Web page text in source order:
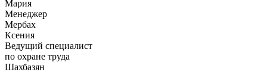
Мария
Менеджер
Мербах
Ксения
Ведущий специалист
по охране труда
Шахбазян